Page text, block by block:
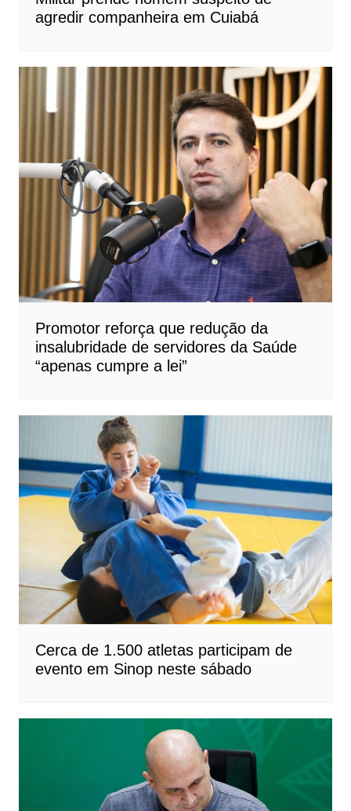
agredir companheira em Cuiabá
Promotor reforça que redução da
insalubridade de servidores da Saúde
“apenas cumpre a lei”
Cerca de 1.500 atletas participam de
evento em Sinop neste sábado